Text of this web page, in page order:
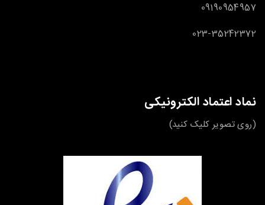
09190954957
023-35242372
نماد اعتماد الکترونیکی
(روی تصویر کلیک کنید)